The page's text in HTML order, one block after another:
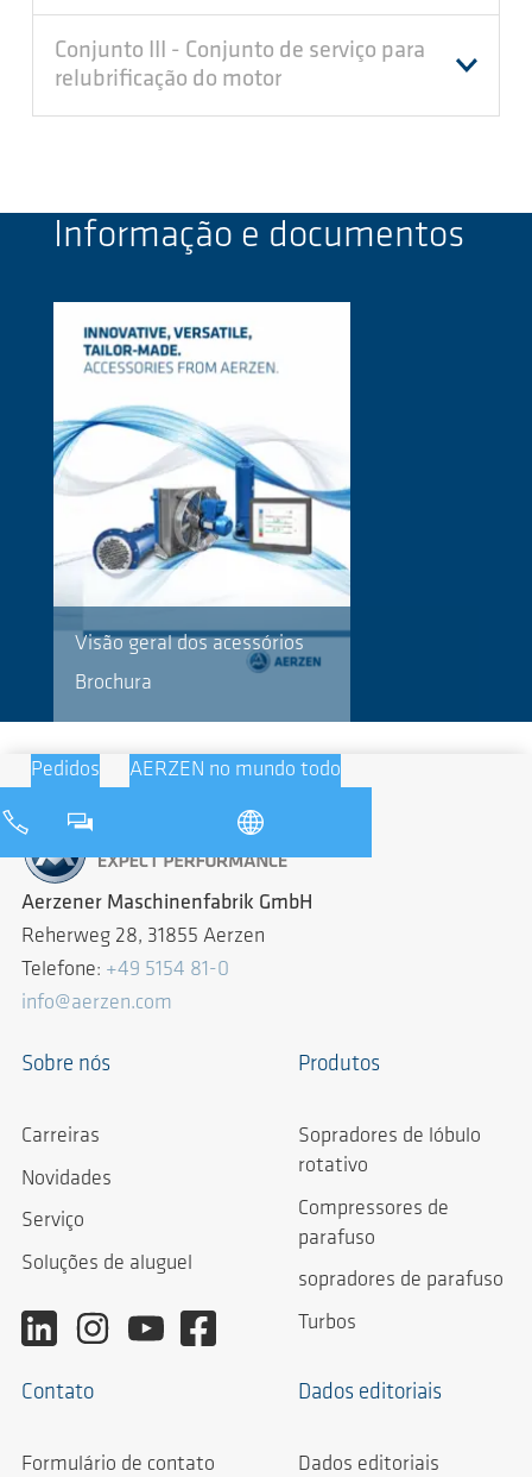
Conjunto III - Conjunto de serviço para
relubrificação do motor
Informação e documentos
Visão geral dos acessórios
Brochura
Pedidos AERZEN no mundo todo
Aerzener Maschinenfabrik GmbH
Reherweg 28, 31855 Aerzen
Telefone: +49 5154 81-0
info@aerzen.com
Sobre nós
Carreiras
Novidades
Serviço
Soluções de aluguel
Produtos
Sopradores de lóbulo
rotativo
Compressores de
parafuso
sopradores de parafuso
Turbos
Contato
Formulário de contato
Dados editoriais
Dados editoriais